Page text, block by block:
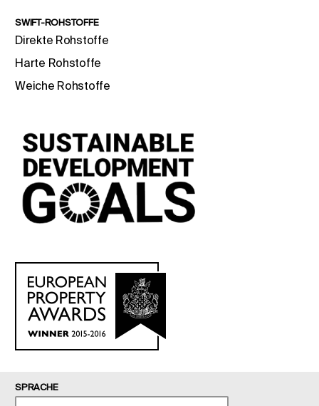
SWIFT-ROHSTOFFE
Direkte Rohstoffe
Harte Rohstoffe
Weiche Rohstoffe
SPRACHE